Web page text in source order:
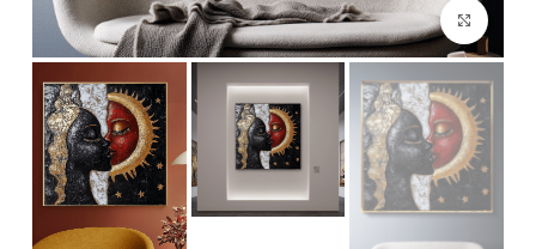
Click to enlarge